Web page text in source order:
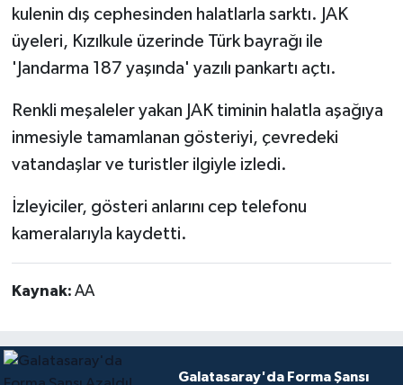
kulenin dış cephesinden halatlarla sarktı. JAK
üyeleri, Kızılkule üzerinde Türk bayrağı ile
'Jandarma 187 yaşında' yazılı pankartı açtı.
Renkli meşaleler yakan JAK timinin halatla aşağıya
inmesiyle tamamlanan gösteriyi, çevredeki
vatandaşlar ve turistler ilgiyle izledi.
İzleyiciler, gösteri anlarını cep telefonu
kameralarıyla kaydetti.
Kaynak: AA
Galatasaray'da Forma Şansı